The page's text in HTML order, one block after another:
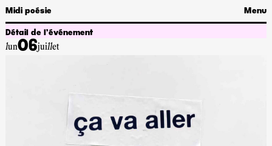
Midi poésie Menu
Détail de l’événement
lun06juillet